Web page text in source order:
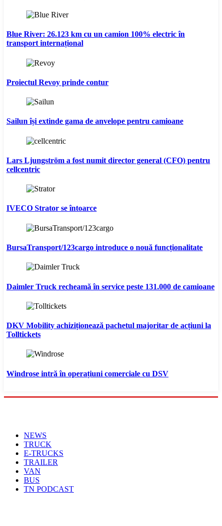
Blue River: 26.123 km cu un camion 100% electric în
transport internațional
Proiectul Revoy prinde contur
Sailun își extinde gama de anvelope pentru camioane
Lars Ljungström a fost numit director general (CFO) pentru
cellcentric
IVECO Strator se întoarce
BursaTransport/123cargo introduce o nouă funcționalitate
Daimler Truck recheamă în service peste 131.000 de camioane
DKV Mobility achiziționează pachetul majoritar de acțiuni la
Tolltickets
Windrose intră în operațiuni comerciale cu DSV
NEWS
TRUCK
E-TRUCKS
TRAILER
VAN
BUS
TN PODCAST